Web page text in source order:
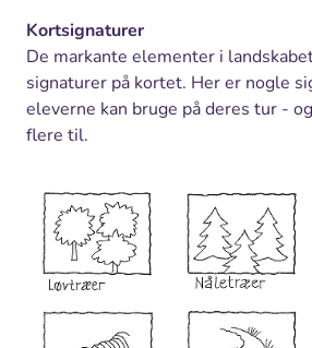
Kortsignaturer
De markante elementer i
signaturer på kortet. Her er nogle
eleverne kan bruge på deres tur -
flere til.